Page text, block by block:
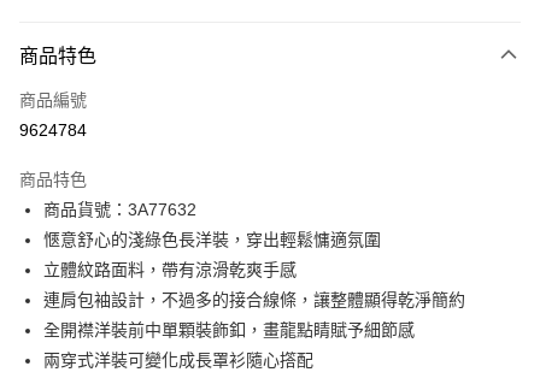
信用卡一次付款
信用卡分期付款
合作金庫商業銀行
華南商業銀行
上海商業儲蓄銀行
台北富邦商業銀行
國泰世華商業銀行
兆豐國際商業銀行
臺灣中小企業銀行
台中商業銀行
匯豐（台灣）商業銀行
華泰商業銀行
聯邦商業銀行
遠東國際商業銀行
元大商業銀行
永豐商業銀行
LINE Pay
Apple Pay
街口支付
AFTEE先享後付
相關說明
商品特色
商品編號
9624784
商品特色
商品貨號：3A77632
愜意舒心的淺綠色長洋裝，穿出輕鬆慵適氛圍
立體紋路面料，帶有涼滑乾爽手感
連肩包袖設計，不過多的接合線條，讓整體顯得乾淨簡約
全開襟洋裝前中單顆裝飾釦，畫龍點睛賦予細節感
兩穿式洋裝可變化成長罩衫隨心撘配